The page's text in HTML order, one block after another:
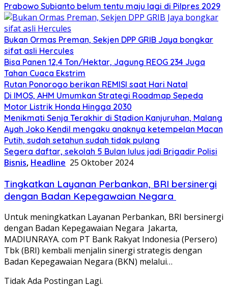
Prabowo Subianto belum tentu maju lagi di Pilpres 2029
Bukan Ormas Preman, Sekjen DPP GRIB Jaya bongkar
sifat asli Hercules
Bisa Panen 12,4 Ton/Hektar, Jagung REOG 234 Juga
Tahan Cuaca Ekstrim
Rutan Ponorogo berikan REMISI saat Hari Natal
Di IMOS, AHM Umumkan Strategi Roadmap Sepeda
Motor Listrik Honda Hingga 2030
Menikmati Senja Terakhir di Stadion Kanjuruhan, Malang
Ayah Joko Kendil mengaku anaknya ketempelan Macan
Putih, sudah setahun sudah tidak pulang
Segera daftar, sekolah 5 Bulan lulus jadi Brigadir Polisi
Bisnis, Headline 25 Oktober 2024
Tingkatkan Layanan Perbankan, BRI bersinergi
dengan Badan Kepegawaian Negara
Untuk meningkatkan Layanan Perbankan, BRI bersinergi
dengan Badan Kepegawaian Negara Jakarta,
MADIUNRAYA. com PT Bank Rakyat Indonesia (Persero)
Tbk (BRI) kembali menjalin sinergi strategis dengan
Badan Kepegawaian Negara (BKN) melalui…
Tidak Ada Postingan Lagi.